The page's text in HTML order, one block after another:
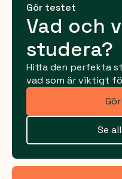
Gör testet
Vad och
studera?
Hitta den perfekta
vad som är viktigt
Se